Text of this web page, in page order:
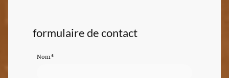
formulaire de contact
Nom*